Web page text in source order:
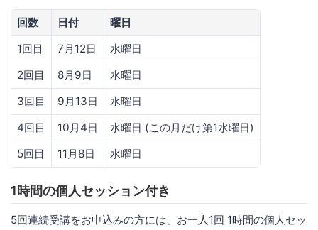
回数 日付
曜日
1回目
7月12日
水曜日
2回目
8月9日
水曜日
3回目
9月13日
水曜日
4回目
10月4日
水曜日 (この月だけ第1水曜日)
5回目
11月8日 水曜日
1時間の個人セッション付き
5回連続受講をお申込みの方には、お一人1回 1時間の個人セッ